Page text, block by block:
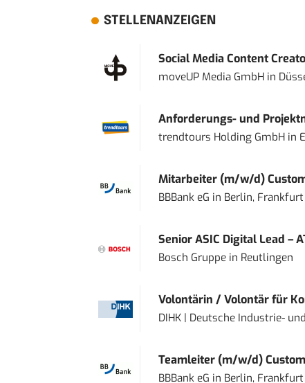
STELLENANZEIGEN
Social Media Content
moveUP Media GmbHin
Anforderungs- und
trendtours Holding GmbHin
Mitarbeiter (m/w/d)
BBBank eG in Berlin,
Senior ASIC Digital Lead –
Bosch Gruppein Reutlingen
Volontärin / Volontär für
DIHK | Deutsche Industrie-
Teamleiter (m/w/d)
BBBank eG in Berlin,